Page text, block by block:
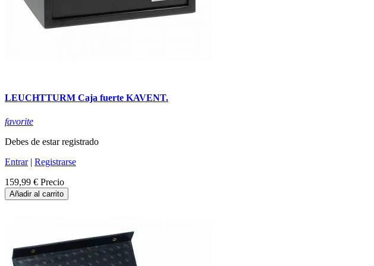
LEUCHTTURM Caja fuerte KAVENT.
favorite
Debes de estar registrado
Entrar| Registrarse
159,99 € Precio
Añadir al carrito